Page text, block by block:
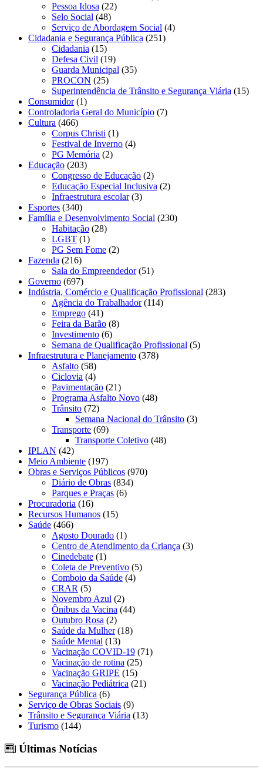
Pessoa Idosa (22)
Selo Social (48)
Serviço de Abordagem Social (4)
Cidadania e Segurança Pública (251)
Cidadania (15)
Defesa Civil (19)
Guarda Municipal (35)
PROCON (25)
Superintendência de Trânsito e Segurança Viária (15)
Consumidor(1)
Controladoria Geral do Município (7)
Cultura (466)
Corpus Christi (1)
Festival de Inverno (4)
PG Memória (2)
Educação (203)
Congresso de Educação (2)
Educação Especial Inclusiva (2)
Infraestrutura escolar(3)
Esportes (340)
Família e Desenvolvimento Social (230)
Habitação (28)
LGBT (1)
PG Sem Fome (2)
Fazenda (216)
Sala do Empreendedor(51)
Governo (697)
Indústria, Comércio e Qualificação Profissional (283)
Agência do Trabalhador(114)
Emprego (41)
Feira da Barão (8)
Investimento (6)
Semana de Qualificação Profissional (5)
Infraestrutura e Planejamento (378)
Asfalto (58)
Ciclovia (4)
Pavimentação (21)
Programa Asfalto Novo (48)
Trânsito (72)
Semana Nacional do Trânsito (3)
Transporte (69)
Transporte Coletivo (48)
IPLAN (42)
Meio Ambiente (197)
Obras e Serviços Públicos (970)
Diário de Obras (834)
Parques e Praças (6)
Procuradoria (16)
Recursos Humanos (15)
Saúde (466)
Agosto Dourado (1)
Centro de Atendimento da Criança (3)
Cinedebate (1)
Coleta de Preventivo (5)
Comboio da Saúde (4)
CRAR (5)
Novembro Azul (2)
Ônibus da Vacina (44)
Outubro Rosa (2)
Saúde da Mulher(18)
Saúde Mental (13)
Vacinação COVID-19 (71)
Vacinação de rotina (25)
Vacinação GRIPE (15)
Vacinação Pediátrica (21)
Segurança Pública (6)
Serviço de Obras Sociais (9)
Trânsito e Segurança Viária (13)
Turismo (144)
Últimas Notícias